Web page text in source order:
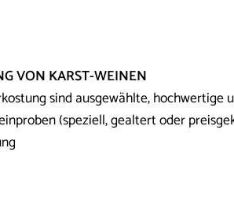
VON KARST-WEINEN
sind ausgewählte, hochwertige
(speziell, gealtert oder